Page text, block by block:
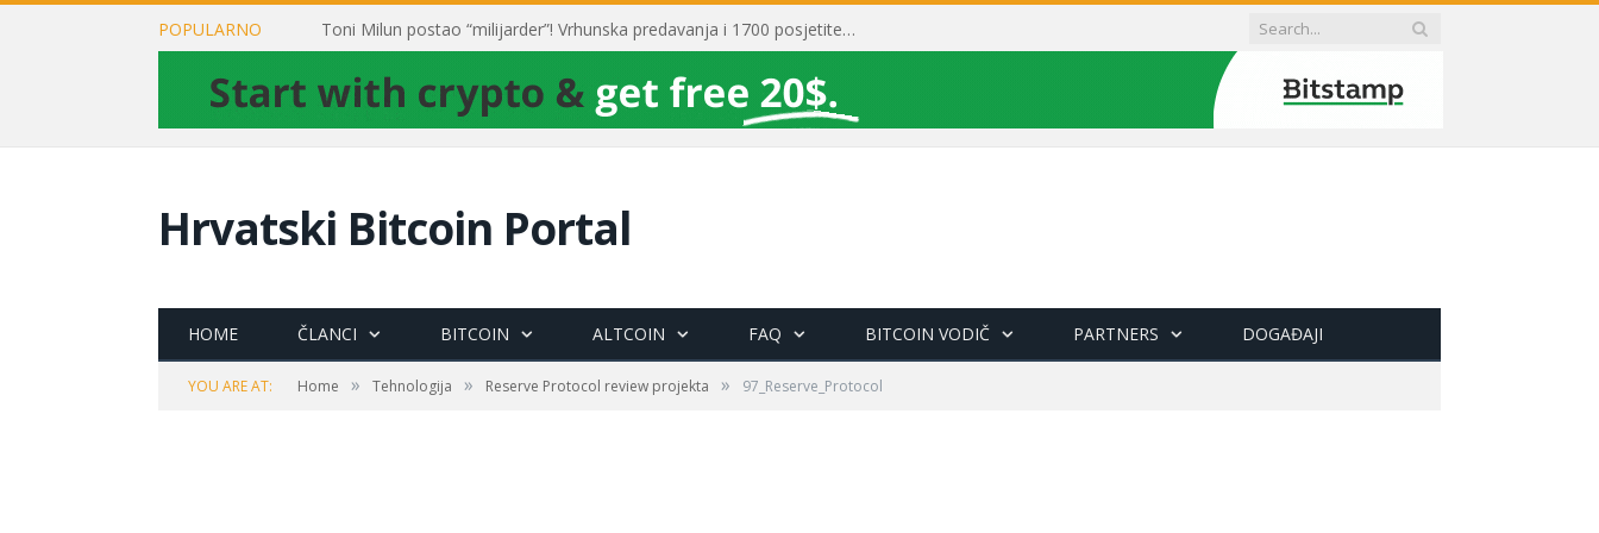
POPULARNO Toni Milun postao “milijarder”! Vrhunska predavanja i 1700 posjetitelja obilježili su mjesec financijske pismenosti
Hrvatski Bitcoin Portal
HOME ČLANCI BITCOIN ALTCOIN FAQ BITCOIN VODIČ PARTNERS DOGAĐAJI
YOU ARE AT: Home » Tehnologija » Reserve Protocol review projekta » 97_Reserve_Protocol